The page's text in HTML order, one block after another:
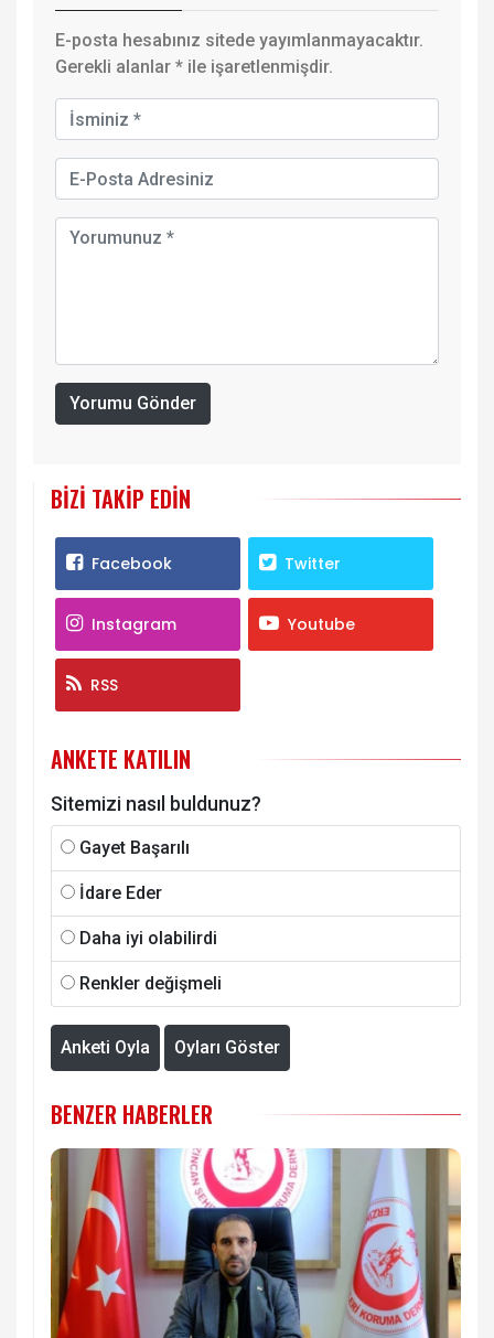
E-posta hesabınız sitede yayımlanmayacaktır.
Gerekli alanlar * ile işaretlenmişdir.
Yorumu Gönder
BIZI TAKIP EDIN
Facebook Twitter
Instagram Youtube
RSS
ANKETE KATILIN
Sitemizi nasıl buldunuz?
Gayet Başarılı
İdare Eder
Daha iyi olabilirdi
Renkler değişmeli
Anketi Oyla Oyları Göster
BENZER HABERLER